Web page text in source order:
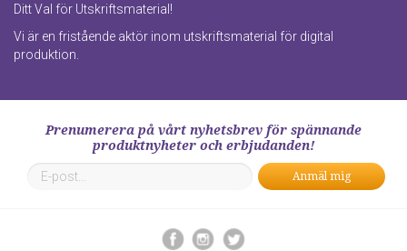
Ditt Val för Utskriftsmaterial!
Vi är en fristående aktör inom utskriftsmaterial för digital
produktion.
Prenumerera på vårt nyhetsbrev för spännande
produktnyheter och erbjudanden!
Anmäl mig